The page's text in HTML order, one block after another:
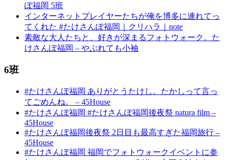
ぽ福岡 5班
インターネットプレイヤーたちが俺を博多に連れてっ
てくれた #たけさんぽ福岡｜クリハラ｜note
素敵な大人たちと、好きが深まるフォトウォーク。た
けさんぽ福岡 – やぶれても小袖
6班
#たけさんぽ福岡 ありがとうたけし。たかしって言っ
てごめんね。 – 45House
#たけさんぽ福岡 #たけさんぽ福岡後夜祭 natura film –
45House
#たけさんぽ福岡後夜祭 2日目も最高すぎた福岡旅行 –
45House
#たけさんぽ福岡 福岡でフォトウォークイベントに参